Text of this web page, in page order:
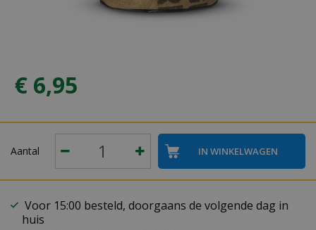
€ 6,95
Aantal
Voor 15:00 besteld, doorgaans de volgende dag in
huis